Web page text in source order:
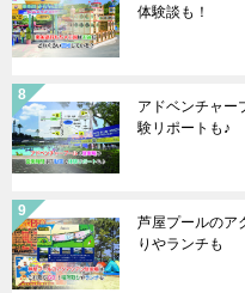
体験談も！
アドベンチャー
験リポートも♪
芦屋プールのア
りやランチも